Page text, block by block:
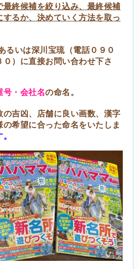
最終候補を絞り込み、最終候補
るか、決めていく方法を取っ
るいは深川宝琉（電話０９０
０）に直接お問い合わせ下さ
号・会社名の命名。
吉凶、店舗に良い画数、漢字
希望に合った命名をいたしま